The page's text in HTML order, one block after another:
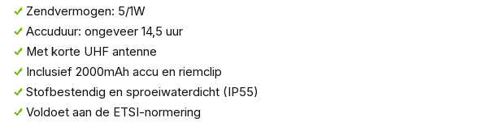
Zendvermogen: 5/1W
Accuduur: ongeveer 14,5 uur
Met korte UHF antenne
Inclusief 2000mAh accu en riemclip
Stofbestendig en sproeiwaterdicht (IP55)
Voldoet aan de ETSI-normering